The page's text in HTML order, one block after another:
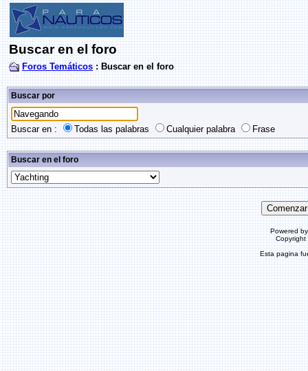
Buscar en el foro
Foros Temáticos : Buscar en el foro
Buscar por
Buscar en : Todas las palabras Cualquier palabra Frase
Buscar en el foro
Powered
Esta pagina